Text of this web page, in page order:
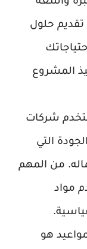
حلول
المشروع
شركات
التي
من المهم
مواد
هو